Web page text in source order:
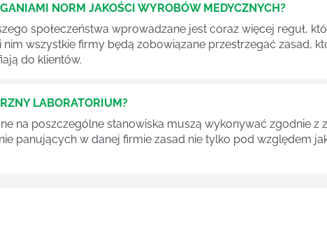
NORM JAKOŚCI WYROBÓW MEDYCZNYCH?
społeczeństwa wprowadzane jest coraz więcej reguł,
wszystkie firmy będą zobowiązane przestrzegać zasad,
do klientów.
LABORATORIUM?
na poszczególne stanowiska muszą wykonywać zgodnie z
panujących w danej firmie zasad nie tylko pod względem